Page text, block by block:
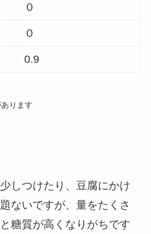
０
０
0.9
ります
しつけたり、豆腐にかけ
ないですが、量をたくさ
糖質が高くなりがちです